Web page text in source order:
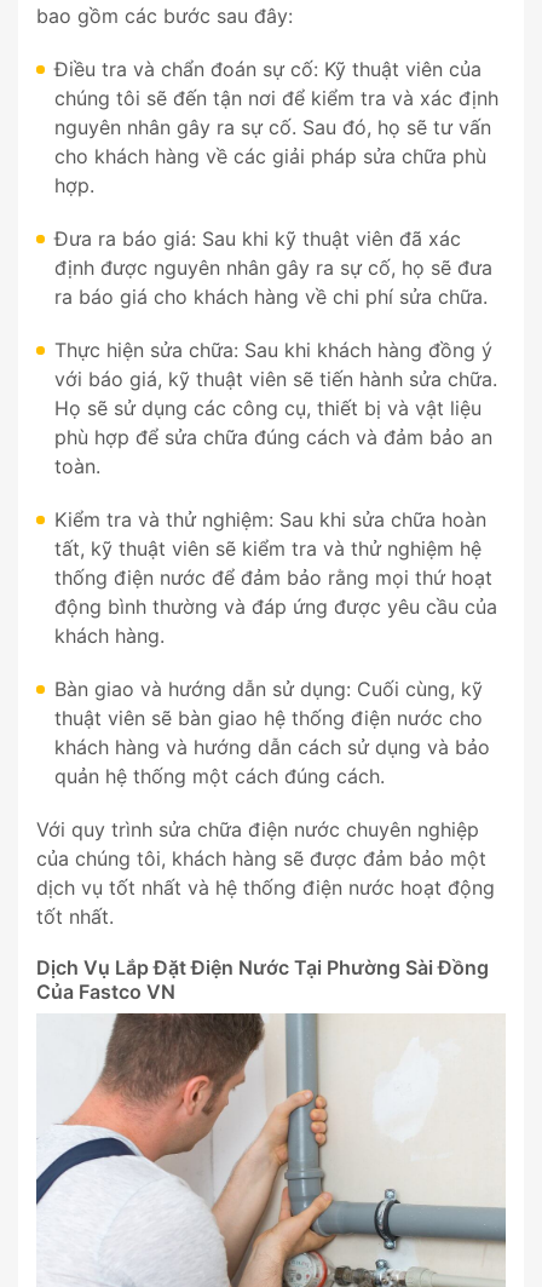
bao gồm các bước sau đây:
Điều tra và chẩn đoán sự cố: Kỹ thuật viên của
chúng tôi sẽ đến tận nơi để kiểm tra và xác định
nguyên nhân gây ra sự cố. Sau đó, họ sẽ tư vấn
cho khách hàng về các giải pháp sửa chữa phù
hợp.
Đưa ra báo giá: Sau khi kỹ thuật viên đã xác
định được nguyên nhân gây ra sự cố, họ sẽ đưa
ra báo giá cho khách hàng về chi phí sửa chữa.
Thực hiện sửa chữa: Sau khi khách hàng đồng ý
với báo giá, kỹ thuật viên sẽ tiến hành sửa chữa.
Họ sẽ sử dụng các công cụ, thiết bị và vật liệu
phù hợp để sửa chữa đúng cách và đảm bảo an
toàn.
Kiểm tra và thử nghiệm: Sau khi sửa chữa hoàn
tất, kỹ thuật viên sẽ kiểm tra và thử nghiệm hệ
thống điện nước để đảm bảo rằng mọi thứ hoạt
động bình thường và đáp ứng được yêu cầu của
khách hàng.
Bàn giao và hướng dẫn sử dụng: Cuối cùng, kỹ
thuật viên sẽ bàn giao hệ thống điện nước cho
khách hàng và hướng dẫn cách sử dụng và bảo
quản hệ thống một cách đúng cách.
Với quy trình sửa chữa điện nước chuyên nghiệp
của chúng tôi, khách hàng sẽ được đảm bảo một
dịch vụ tốt nhất và hệ thống điện nước hoạt động
tốt nhất.
Dịch Vụ Lắp Đặt Điện Nước Tại Phường Sài Đồng
Của Fastco VN